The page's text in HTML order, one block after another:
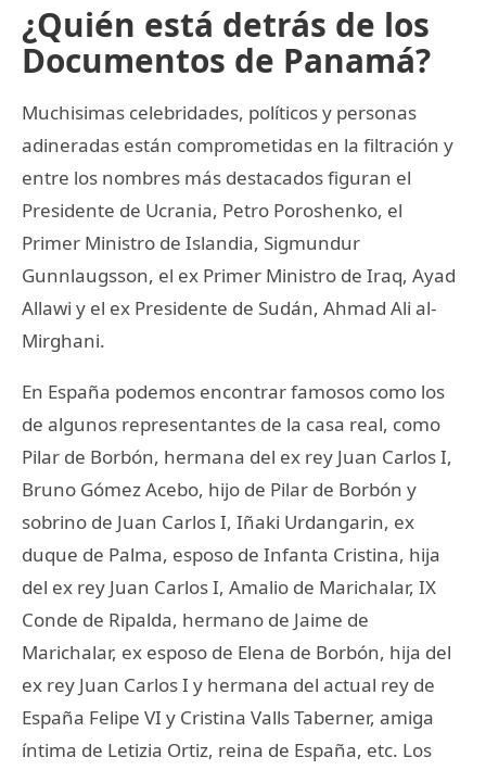
¿Quién está detrás de los
Documentos de Panamá?
Muchisimas celebridades, políticos y personas
adineradas están comprometidas en la filtración y
entre los nombres más destacados figuran el
Presidente de Ucrania, Petro Poroshenko, el
Primer Ministro de Islandia, Sigmundur
Gunnlaugsson, el ex Primer Ministro de Iraq, Ayad
Allawi y el ex Presidente de Sudán, Ahmad Ali al-
Mirghani.
En España podemos encontrar famosos como los
de algunos representantes de la casa real, como
Pilar de Borbón, hermana del ex rey Juan Carlos I,
Bruno Gómez Acebo, hijo de Pilar de Borbón y
sobrino de Juan Carlos I, Iñaki Urdangarin, ex
duque de Palma, esposo de Infanta Cristina, hija
del ex rey Juan Carlos I, Amalio de Marichalar, IX
Conde de Ripalda, hermano de Jaime de
Marichalar, ex esposo de Elena de Borbón, hija del
ex rey Juan Carlos I y hermana del actual rey de
España Felipe VI y Cristina Valls Taberner, amiga
íntima de Letizia Ortiz, reina de España, etc. Los